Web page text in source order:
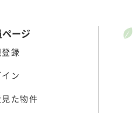
ージ
録
ン
た物件